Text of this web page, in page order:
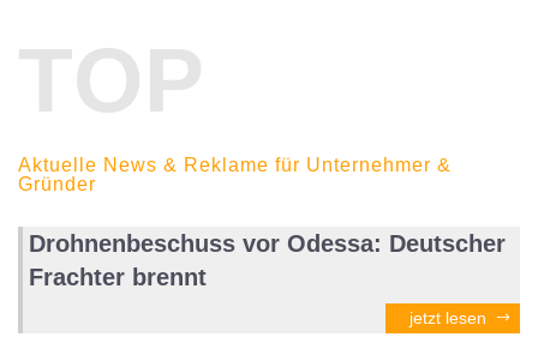
TOP
Aktuelle News & Reklame für Unternehmer &
Gründer
Drohnenbeschuss vor Odessa: Deutscher
Frachter brennt
jetzt lesen